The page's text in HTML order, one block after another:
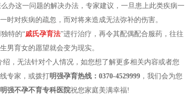
办这一问题的解决办法，专家建议，一旦患上此类疾病一
时对疾病的疏忽，而对将来造成无法弥补的伤害。
特的“戚氏孕育法”进行治疗，再令其配偶配合服药，往往
男育女的愿望就会变为现实。
，无法针对个人情况，如您想了解更多相关内容或者您
专家 ，或拨打明强孕育热线： 0370-4529999 ，我们会为您
明强不孕不育专科医院祝您家庭美满幸福!